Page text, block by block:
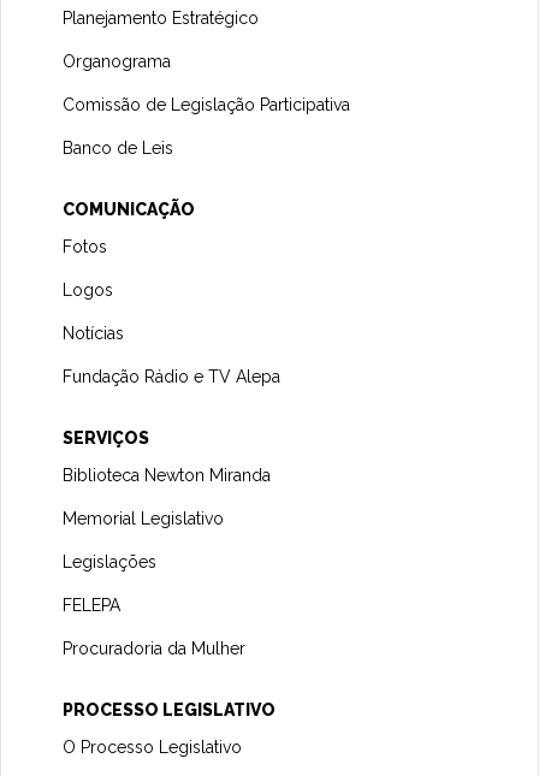
Planejamento Estratégico
Organograma
Comissão de Legislação Participativa
Banco de Leis
COMUNICAÇÃO
Fotos
Logos
Notícias
Fundação Rádio e TV Alepa
SERVIÇOS
Biblioteca Newton Miranda
Memorial Legislativo
Legislações
FELEPA
Procuradoria da Mulher
PROCESSO LEGISLATIVO
O Processo Legislativo